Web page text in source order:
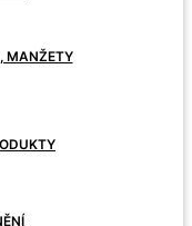
MANŽETY